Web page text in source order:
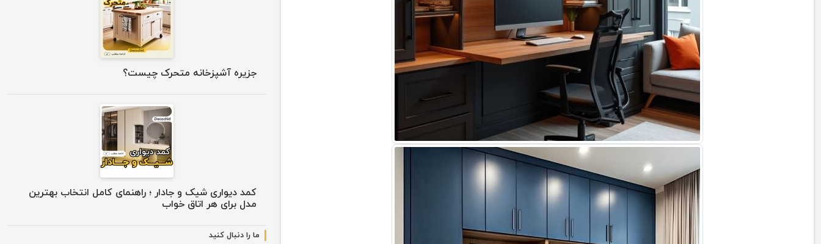
جزیره آشپزخانه متحرک چیست؟
کمد دیواری شیک و جادار ؛ راهنمای کامل انتخاب بهترین
مدل برای هر اتاق خواب
ما را دنبال کنید